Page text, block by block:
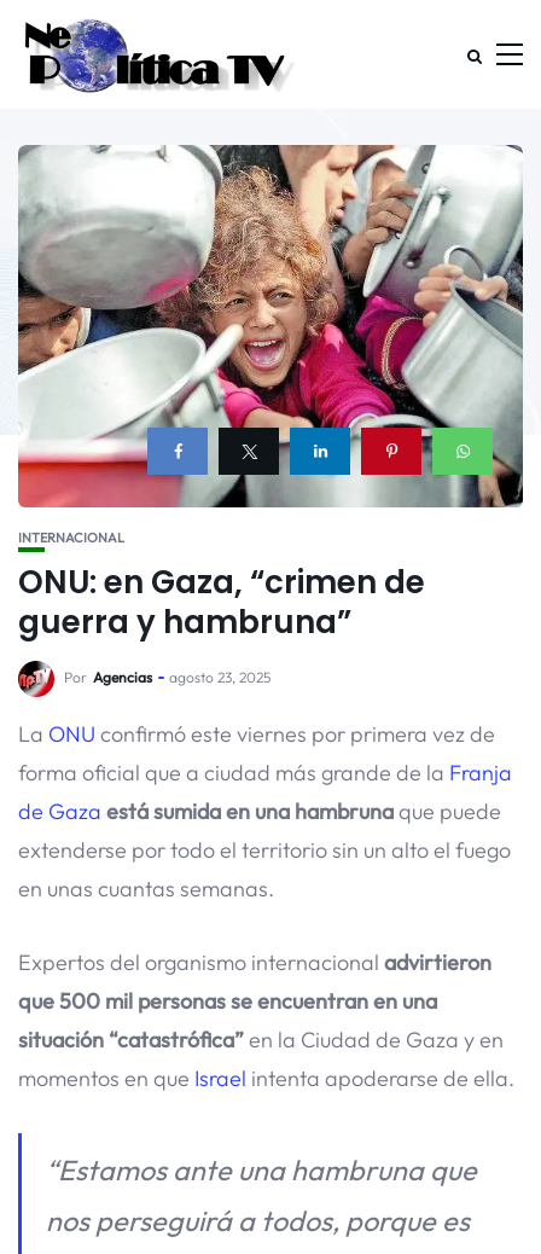
INTERNACIONAL
ONU: en Gaza, “crimen de
guerra y hambruna”
Por Agencias agosto 23, 2025
La ONU confirmó este viernes por primera vez de
forma oficial que a ciudad más grande de la Franja
de Gaza está sumida en una hambrunaque puede
extenderse por todo el territorio sin un alto el fuego
en unas cuantas semanas.
Expertos del organismo internacional advirtieron
que 500 mil personas se encuentran en una
situación “catastrófica”en la Ciudad de Gaza y en
momentos en que Israel intenta apoderarse de ella.
“Estamos ante una hambruna que
nos perseguirá a todos, porque es